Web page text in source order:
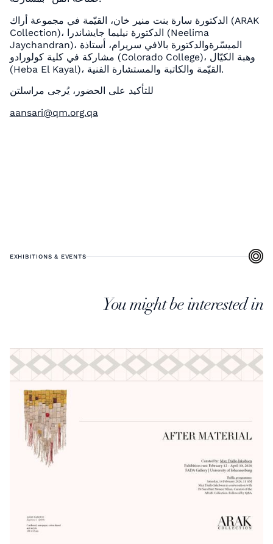
الدكتورة سارة بنت منير خان، القيّمة في مجموعة أراك (ARAK
Collection)، الدكتورة نيليما جايشاندرا (Neelima
Jaychandran)، الميسّرةوالدكتورة بالافي سريرام، أستاذة
مشاركة في كلية كولورادو (Colorado College)، وهبة الكيّال
(Heba El Kayal)، القيّمة والكاتبة والمستشارة الفنية.
للتأكيد على الحضور، يُرجى مراسلتن
aansari@qm.org.qa
EXHIBITIONS & EVENTS
You might be interested in